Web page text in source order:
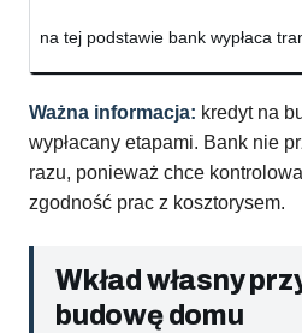
na tej podstawie bank wypłaca
Ważna informacja: kredyt na
wypłacany etapami. Bank nie
razu, ponieważ chce
zgodność prac z kosztorysem.
Wkład własny
budowę domu